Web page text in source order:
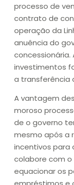
processo de
contrato de
operação da
anuência do
investimentos
a transferência
A vantagem
moroso
de o governo
mesmo após a
incentivos para
colabore com
equacionar os